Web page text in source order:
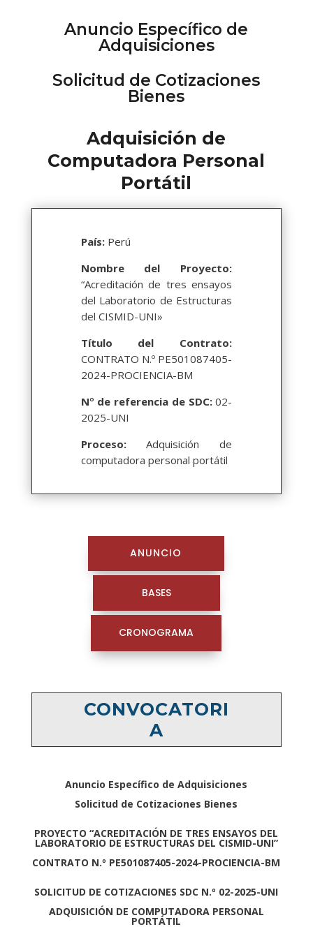
Anuncio Específico de
Adquisiciones
Solicitud de Cotizaciones
Bienes
Adquisición de
Computadora Personal
Portátil
País: Perú
Nombre del Proyecto:
“Acreditación de tres ensayos
del Laboratorio de Estructuras
del CISMID-UNI»
Título del Contrato:
CONTRATO N.º PE501087405-
2024-PROCIENCIA-BM
N° de referencia de SDC:02-
2025-UNI
Proceso:Adquisición de
computadora personal portátil
ANUNCIO
BASES
CRONOGRAMA
CONVOCATORI
A
Anuncio Específico de Adquisiciones
Solicitud de Cotizaciones Bienes
PROYECTO “ACREDITACIÓN DE TRES ENSAYOS DEL
LABORATORIO DE ESTRUCTURAS DEL CISMID-UNI”
CONTRATO N.º PE501087405-2024-PROCIENCIA-BM
SOLICITUD DE COTIZACIONES SDC N.º 02-2025-UNI
ADQUISICIÓN DE COMPUTADORA PERSONAL
PORTÁTIL